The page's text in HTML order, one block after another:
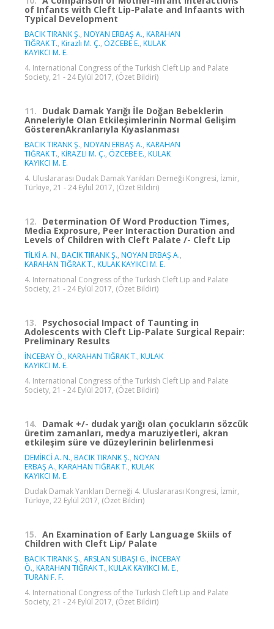
of Infants with Cleft Lip-Palate and Infaants with
Typical Development
BACIK TIRANK Ş., NOYAN ERBAŞ A., KARAHAN
TIĞRAK T., Kirazlı M. Ç., ÖZCEBE E., KULAK
KAYIKCI M. E.
4. International Congress of the Turkish Cleft Lip and Palate
Society, 21 - 24 Eylül 2017, (Özet Bildiri)
11. Dudak Damak Yarığı İle Doğan Bebeklerin
Anneleriyle Olan Etkileşimlerinin Normal Gelişim
GösterenAkranlarıyla Kıyaslanması
BACIK TIRANK Ş., NOYAN ERBAŞ A., KARAHAN
TIĞRAK T., KİRAZLI M. Ç., ÖZCEBE E., KULAK
KAYIKCI M. E.
4. Uluslararası Dudak Damak Yarıkları Derneği Kongresi, İzmir,
Türkiye, 21 - 24 Eylül 2017, (Özet Bildiri)
12. Determination Of Word Production Times,
Media Exprosure, Peer Interaction Duration and
Levels of Children with Cleft Palate /- Cleft Lip
TİLKİ A. N., BACIK TIRANK Ş., NOYAN ERBAŞ A.,
KARAHAN TIĞRAK T., KULAK KAYIKCI M. E.
4. International Congress of the Turkish Cleft Lip and Palate
Society, 21 - 24 Eylül 2017, (Özet Bildiri)
13. Psychosocial Impact of Taunting in
Adolescents with Cleft Lip-Palate Surgical Repair:
Preliminary Results
İNCEBAY Ö., KARAHAN TIĞRAK T., KULAK
KAYIKCI M. E.
4. International Congress of the Turkish Cleft Lip and Palate
Society, 21 - 24 Eylül 2017, (Özet Bildiri)
14. Damak +/- dudak yarığı olan çocukların sözcük
üretim zamanları, medya maruziyetleri, akran
etkileşim süre ve düzeylerinin belirlenmesi
DEMİRCİ A. N., BACIK TIRANK Ş., NOYAN
ERBAŞ A., KARAHAN TIĞRAK T., KULAK
KAYIKCI M. E.
Dudak Damak Yarıkları Derneği 4. Uluslararası Kongresi, İzmir,
Türkiye, 22 Eylül 2017, (Özet Bildiri)
15. An Examination of Early Language Skiils of
Children with Cleft Lip/ Palate
BACIK TIRANK Ş., ARSLAN SUBAŞI G., İNCEBAY
Ö., KARAHAN TIĞRAK T., KULAK KAYIKCI M. E.,
TURAN F. F.
4. International Congress of the Turkish Cleft Lip and Palate
Society, 21 - 24 Eylül 2017, (Özet Bildiri)